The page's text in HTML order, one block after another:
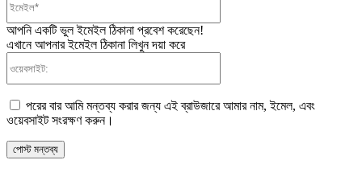
আপনি একটি ভুল ইমেইল ঠিকানা প্রবেশ করেছেন!
এখানে আপনার ইমেইল ঠিকানা লিখুন দয়া করে
পরের বার আমি মন্তব্য করার জন্য এই ব্রাউজারে আমার নাম, ইমেল, এবং
ওয়েবসাইট সংরক্ষণ করুন।